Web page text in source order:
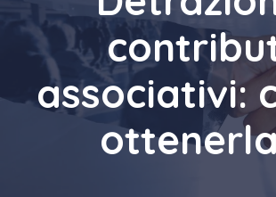
associativi: